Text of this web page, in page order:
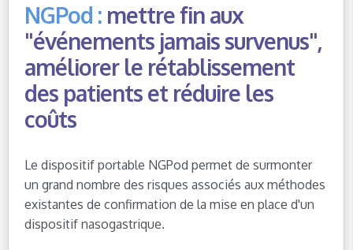
NGPod : mettre fin aux
"événements jamais survenus",
améliorer le rétablissement
des patients et réduire les
coûts
Le dispositif portable NGPod permet de surmonter
un grand nombre des risques associés aux méthodes
existantes de confirmation de la mise en place d'un
dispositif nasogastrique.